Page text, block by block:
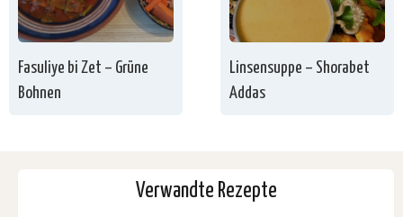
Fasuliye bi Zet – Grüne
Bohnen
Linsensuppe – Shorabet
Addas
Verwandte Rezepte